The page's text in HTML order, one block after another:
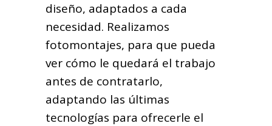
diseño, adaptados a cada
necesidad. Realizamos
fotomontajes, para que pueda
ver cómo le quedará el trabajo
antes de contratarlo,
adaptando las últimas
tecnologías para ofrecerle el